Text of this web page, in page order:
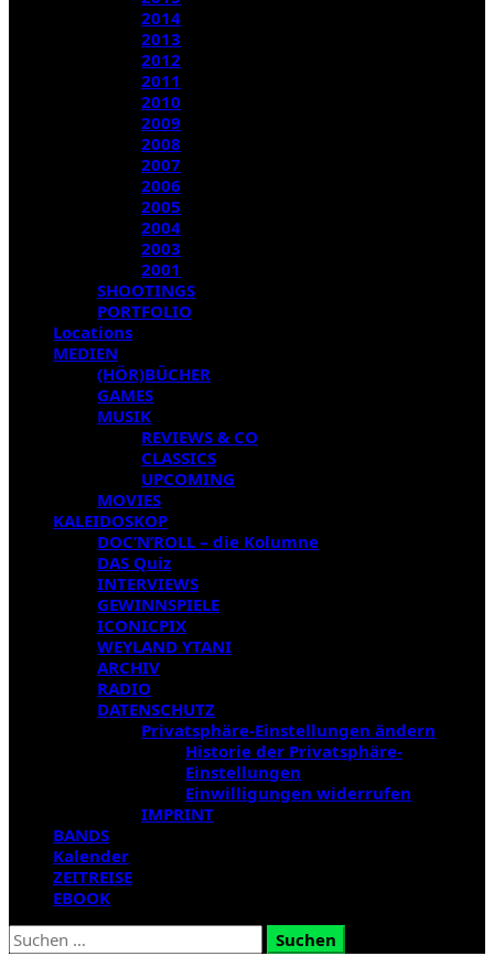
2014
2013
2012
2011
2010
2009
2008
2007
2006
2005
2004
2003
2001
SHOOTINGS
PORTFOLIO
Locations
MEDIEN
(HÖR)BÜCHER
GAMES
MUSIK
REVIEWS & CO
CLASSICS
UPCOMING
MOVIES
KALEIDOSKOP
DOC’N’ROLL – die Kolumne
DAS Quiz
INTERVIEWS
GEWINNSPIELE
ICONICPIX
WEYLAND YTANI
ARCHIV
RADIO
DATENSCHUTZ
Privatsphäre-Einstellungen ändern
Historie der Privatsphäre-
Einstellungen
Einwilligungen widerrufen
IMPRINT
BANDS
Kalender
ZEITREISE
EBOOK
Suchen
nach: